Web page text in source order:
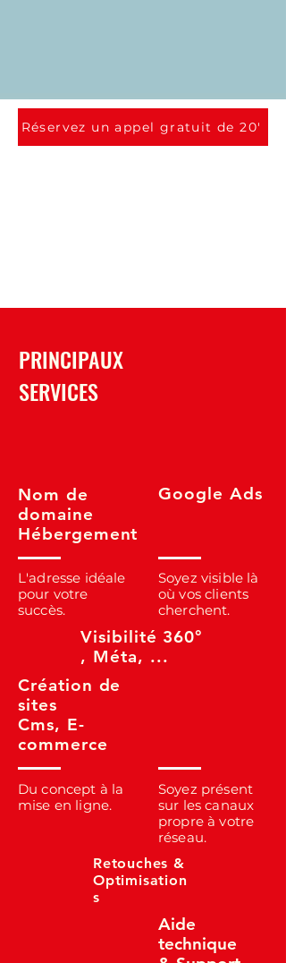
Réservez un appel gratuit de 20'
PRINCIPAUX
SERVICES
Nom de
domaine
Hébergement
L'adresse idéale
pour votre
succès.
Google Ads
Soyez visible là
où vos clients
cherchent.
Visibilité 360°
, Méta, ...
Création de
sites
Cms, E-
commerce
Du concept à la
mise en ligne.
Soyez présent
sur les canaux
propre à votre
réseau.
Retouches &
Optimisation
s
Aide
technique